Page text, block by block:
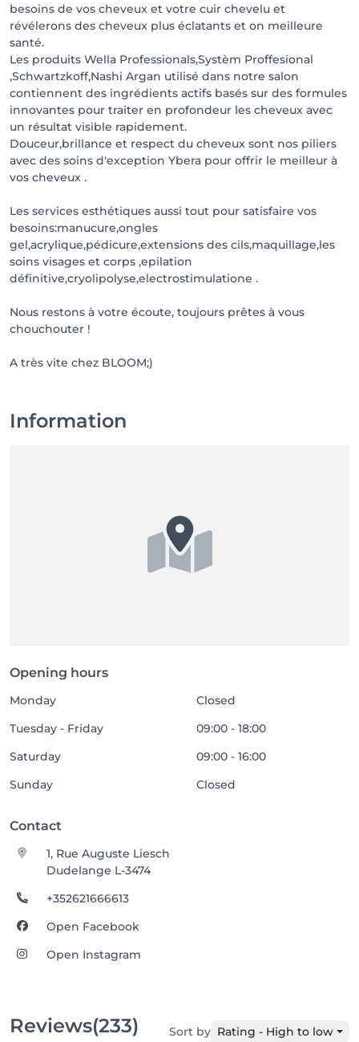
besoins de vos cheveux et votre cuir chevelu et
révélerons des cheveux plus éclatants et on meilleure
santé.
Les produits Wella Professionals,Systèm Proffesional
,Schwartzkoff,Nashi Argan utilisé dans notre salon
contiennent des ingrédients actifs basés sur des formules
innovantes pour traiter en profondeur les cheveux avec
un résultat visible rapidement.
Douceur,brillance et respect du cheveux sont nos piliers
avec des soins d'exception Ybera pour offrir le meilleur à
vos cheveux .
Les services esthétiques aussi tout pour satisfaire vos
besoins:manucure,ongles
gel,acrylique,pédicure,extensions des cils,maquillage,les
soins visages et corps ,epilation
définitive,cryolipolyse,electrostimulatione .
Nous restons à votre écoute, toujours prêtes à vous
chouchouter !
A très vite chez BLOOM;)
Information
Opening hours
Monday
Closed
Tuesday - Friday
09:00 - 18:00
Saturday
09:00 - 16:00
Sunday
Closed
Contact
1, Rue Auguste Liesch
Dudelange L-3474
+352621666613
Open Facebook
Open Instagram
Reviews(233) Sort by Rating - High to low